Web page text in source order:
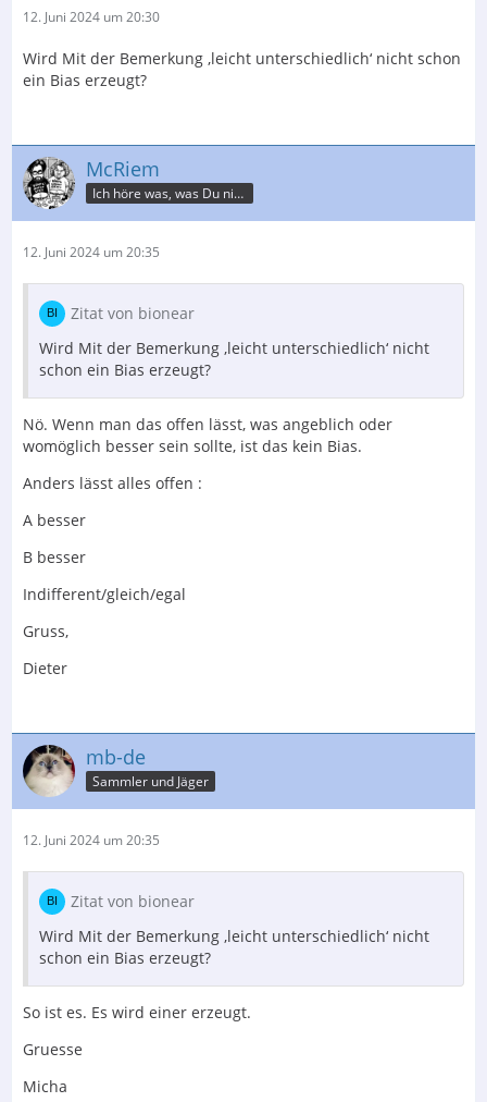
12. Juni 2024 um 20:30
Wird Mit der Bemerkung ‚leicht unterschiedlich‘ nicht schon
ein Bias erzeugt?
McRiem
Ich höre was, was Du nicht misst.
12. Juni 2024 um 20:35
Zitat von bionear
Wird Mit der Bemerkung ‚leicht unterschiedlich‘ nicht
schon ein Bias erzeugt?
Nö. Wenn man das offen lässt, was angeblich oder
womöglich besser sein sollte, ist das kein Bias.
Anders lässt alles offen :
A besser
B besser
Indifferent/gleich/egal
Gruss,
Dieter
mb-de
Sammler und Jäger
12. Juni 2024 um 20:35
Zitat von bionear
Wird Mit der Bemerkung ‚leicht unterschiedlich‘ nicht
schon ein Bias erzeugt?
So ist es. Es wird einer erzeugt.
Gruesse
Micha